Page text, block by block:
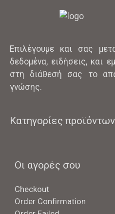
Επιλέγουμε και σας
δεδομένα, ειδήσεις, και
στη διάθεσή σας το
γνώσης.
Κατηγορίες προϊόντων
Οι αγορές σου
Checkout
Order Confirmation